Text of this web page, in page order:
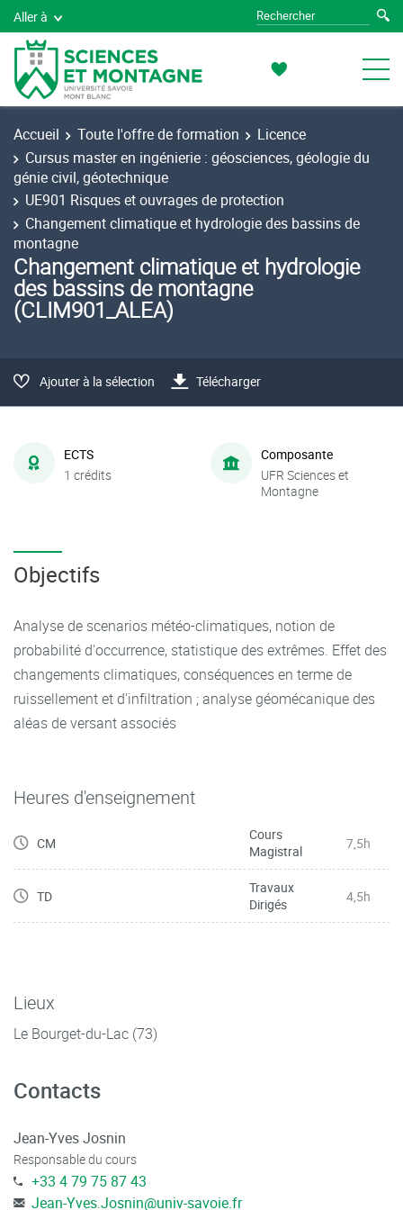
Aller à
Accueil Toute l'offre de formation
Licence
Cursus master en ingénierie : géosciences, géologie du
génie civil, géotechnique
UE901 Risques et ouvrages de protection
Changement climatique et hydrologie des bassins de
montagne
Changement climatique et hydrologie
des bassins de montagne
(CLIM901_ALEA)
Ajouter à la sélection Télécharger
ECTS
1 crédits
Composante
UFR Sciences et
Montagne
Objectifs
Analyse de scenarios météo-climatiques, notion de
probabilité d'occurrence, statistique des extrêmes. Effet des
changements climatiques, conséquences en terme de
ruissellement et d'infiltration ; analyse géomécanique des
aléas de versant associés
Heures d'enseignement
CM
Cours
Magistral
7,5h
TD
Travaux
Dirigés
4,5h
Lieux
Le Bourget-du-Lac (73)
Contacts
Jean-Yves Josnin
Responsable du cours
+33 4 79 75 87 43
Jean-Yves.Josnin@univ-savoie.fr